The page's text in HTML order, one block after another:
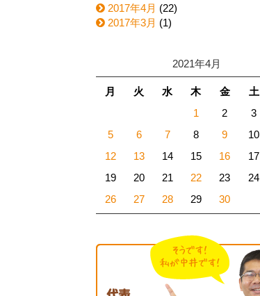
2017年4月 (22)
2017年3月 (1)
2021年4月
月 火 水 木 金 土
1
2 3
5
6 7 8 9 10
12
13 14 15 16 17
19
20 21 22 23 24
26
27 28 29 30